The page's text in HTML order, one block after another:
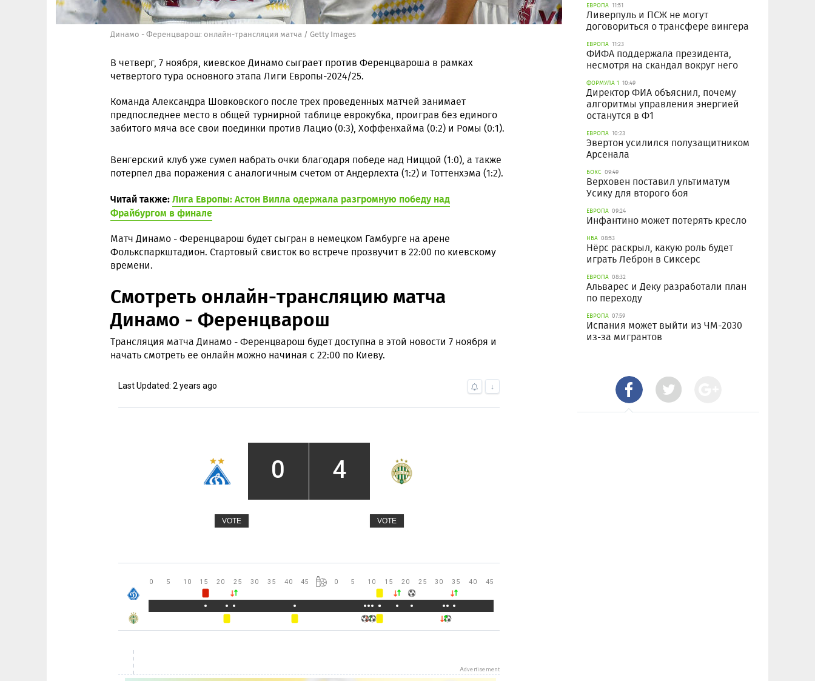
Динамо - Ференцварош: онлайн-трансляция матча / Getty Images
В четверг, 7 ноября, киевское Динамо сыграет против Ференцвароша в рамках
четвертого тура основного этапа Лиги Европы-2024/25.
Команда Александра Шовковского после трех проведенных матчей занимает
предпоследнее место в общей турнирной таблице еврокубка, проиграв без единого
забитого мяча все свои поединки против Лацио (0:3), Хоффенхайма (0:2) и Ромы (0:1).
Венгерский клуб уже сумел набрать очки благодаря победе над Ниццой (1:0), а также
потерпел два поражения с аналогичным счетом от Андерлехта (1:2) и Тоттенхэма (1:2).
Читай также:Лига Европы: Астон Вилла одержала разгромную победу над
Фрайбургом в финале
Матч Динамо - Ференцварош будет сыгран в немецком Гамбурге на арене
Фолькспаркштадион. Стартовый свисток во встрече прозвучит в 22:00 по киевскому
времени.
Смотреть онлайн-трансляцию матча
Динамо - Ференцварош
Трансляция матча Динамо - Ференцварош будет доступна в этой новости 7 ноября и
начать смотреть ее онлайн можно начиная с 22:00 по Киеву.
ЕВРОПА 11:51
Ливерпуль и ПСЖ не могут
договориться о трансфере вингера
ЕВРОПА 11:23
ФИФА поддержала президента,
несмотря на скандал вокруг него
ФОРМУЛА 1 10:49
Директор ФИА объяснил, почему
алгоритмы управления энергией
останутся в Ф1
ЕВРОПА 10:23
Эвертон усилился полузащитником
Арсенала
БОКС 09:49
Верховен поставил ультиматум
Усику для второго боя
ЕВРОПА 09:24
Инфантино может потерять кресло
НБА 08:53
Нёрс раскрыл, какую роль будет
играть Леброн в Сиксерс
ЕВРОПА 08:32
Альварес и Деку разработали план
по переходу
ЕВРОПА 07:59
Испания может выйти из ЧМ-2030
из-за мигрантов